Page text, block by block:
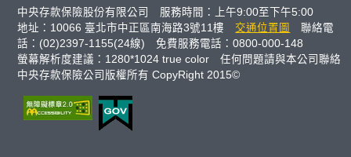
中央存款保險股份有限公司 服務時間：上午9:00至下午5:00
地址：10066 臺北市中正區南海路3號11樓
交通位置圖
聯絡電
話：(02)2397-1155(24線) 免費服務電話：0800-000-148
螢幕解析度建議：1280*1024 true color 任何問題請與本公司聯絡
中央存款保險公司版權所有 CopyRight 2015©